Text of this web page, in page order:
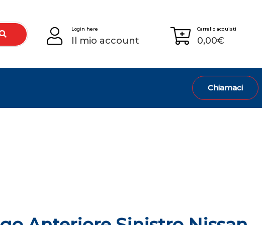
Login here
Il mio account
Carrello acquisti
0,00€
Chiamaci